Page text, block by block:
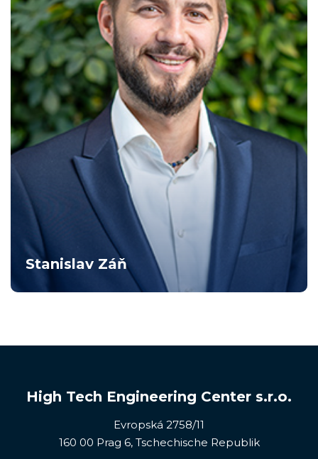
Stanislav Záň
High Tech Engineering Center s.r.o.
Evropská 2758/11
160 00 Prag 6, Tschechische Republik